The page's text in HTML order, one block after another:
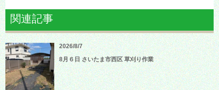
関連記事
2026/8/7
8月６日 さいたま市西区 草刈り作業